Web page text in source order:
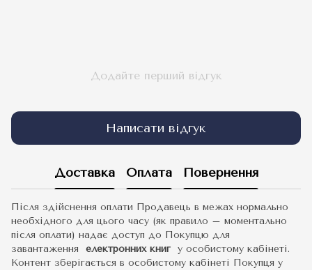
Додайте перший відгук
Написати відгук
Доставка Оплата Повернення
Після здійснення оплати Продавець в межах нормально
необхідного для цього часу (як правило – моментально
після оплати) надає доступ до Покупцю для
завантаження електронних книг у особистому кабінеті.
Контент зберігається в особистому кабінеті Покупця у